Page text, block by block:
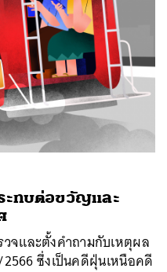
ะทบต่อขวัญและ
จและตั้งคำถามกับเหตุผล
ซึ่งเป็นคดีฝุ่นเหนือคดี